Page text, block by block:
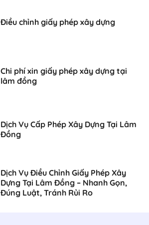
Điều chỉnh giấy phép xây dựng
Chi phí xin giấy phép xây dựng tại
lâm đồng
Dịch Vụ Cấp Phép Xây Dựng Tại Lâm
Đồng
Dịch Vụ Điều Chỉnh Giấy Phép Xây
Dựng Tại Lâm Đồng – Nhanh Gọn,
Đúng Luật, Tránh Rủi Ro